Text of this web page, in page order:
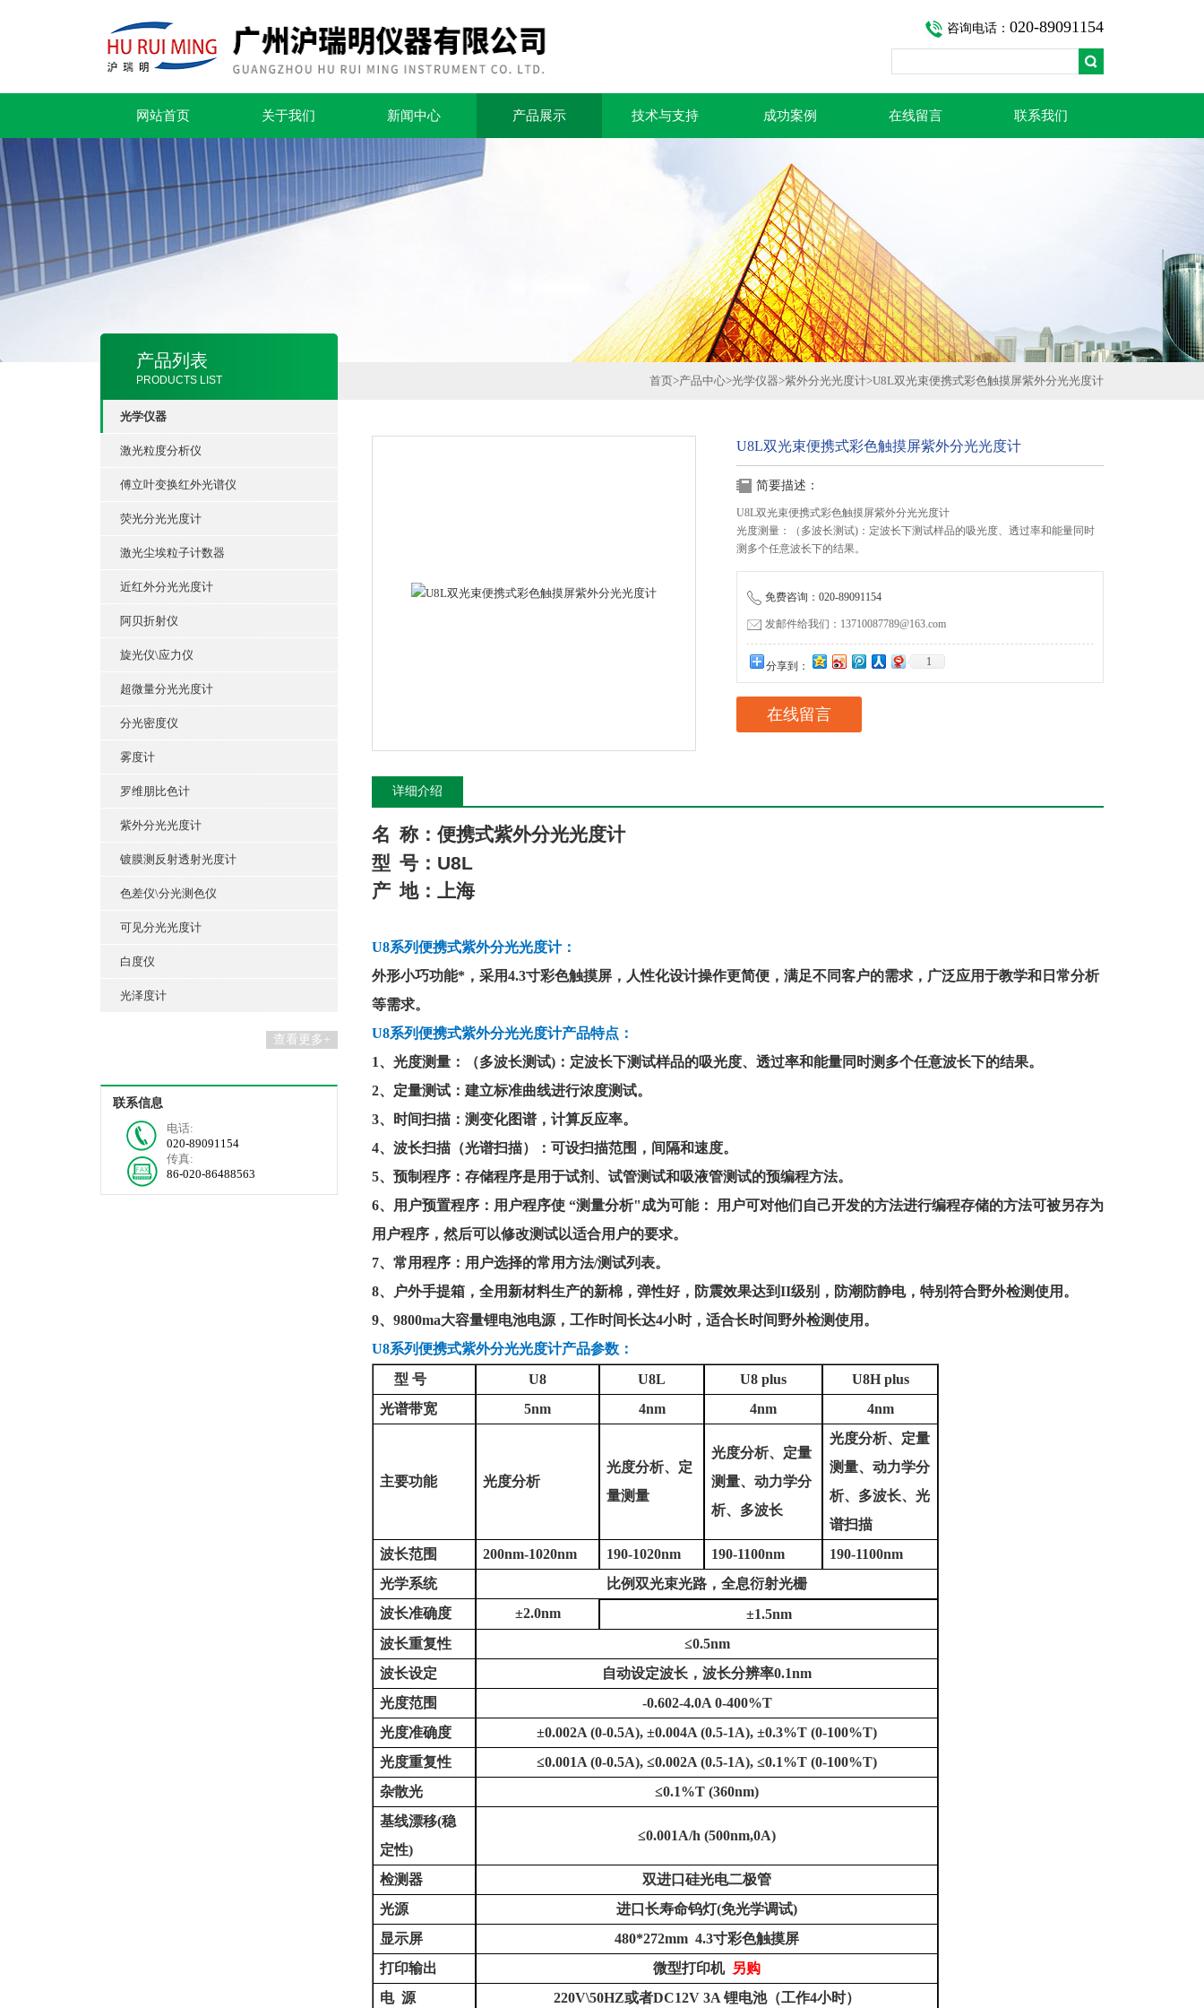
咨询电话： 020-89091154
网站首页 关于我们 新闻中心 产品展示 技术与支持 成功案例 在线留言 联系我们
产品列表
PRODUCTS LIST
光学仪器
激光粒度分析仪
傅立叶变换红外光谱仪
荧光分光光度计
激光尘埃粒子计数器
近红外分光光度计
阿贝折射仪
旋光仪\应力仪
超微量分光光度计
分光密度仪
雾度计
罗维朋比色计
紫外分光光度计
镀膜测反射透射光度计
色差仪\分光测色仪
可见分光光度计
白度仪
光泽度计
查看更多+
联系信息
电话:
020-89091154
传真:
86-020-86488563
首页>产品中心>光学仪器>紫外分光光度计>U8L双光束便携式彩色触摸屏紫外分光光度计
U8L双光束便携式彩色触摸屏紫外分光光度计
简要描述：
U8L双光束便携式彩色触摸屏紫外分光光度计
光度测量：（多波长测试)：定波长下测试样品的吸光度、透过率和能量同时
测多个任意波长下的结果。
免费咨询：020-89091154
发邮件给我们：13710087789@163.com
分享到： 1
在线留言
详细介绍
名 称： 便携式紫外分光光度计
型 号： U8L
产 地：上海
U8系列便携式紫外分光光度计：
外形小巧功能*，采用4.3寸彩色触摸屏，人性化设计操作更简便，满足不同客户的需求，广泛应用于教学和日常分析
等需求。
U8系列便携式紫外分光光度计产品特点：
1、光度测量：（多波长测试)：定波长下测试样品的吸光度、透过率和能量同时测多个任意波长下的结果。
2、定量测试：建立标准曲线进行浓度测试。
3、时间扫描：测变化图谱，计算反应率。
4、波长扫描（光谱扫描）：可设扫描范围，间隔和速度。
5、预制程序：存储程序是用于试剂、试管测试和吸液管测试的预编程方法。
6、用户预置程序：用户程序使 “测量分析"成为可能： 用户可对他们自己开发的方法进行编程存储的方法可被另存为
用户程序，然后可以修改测试以适合用户的要求。
7、常用程序：用户选择的常用方法/测试列表。
8、户外手提箱，全用新材料生产的新棉，弹性好，防震效果达到II级别，防潮防静电，特别符合野外检测使用。
9、9800ma大容量锂电池电源，工作时间长达4小时，适合长时间野外检测使用。
U8系列便携式紫外分光光度计产品参数：
型 号 U8 U8L U8 plus
U8H plus
光谱带宽
5nm 4nm 4nm 4nm
主要功能 光度分析
光度分析、定
量测量
光度分析、定量
测量、动力学分
析、多波长
光度分析、定量
测量、动力学分
析、多波长、光
谱扫描
波长范围
200nm-1020nm 190-1020nm 190-1100nm
190-1100nm
光学系统
比例双光束光路，全息衍射光栅
波长准确度
±2.0nm
±1.5nm
波长重复性
≤0.5nm
波长设定
自动设定波长，波长分辨率0.1nm
光度范围
-0.602-4.0A 0-400%T
光度准确度
±0.002A (0-0.5A), ±0.004A (0.5-1A), ±0.3%T (0-100%T)
光度重复性
≤0.001A (0-0.5A), ≤0.002A (0.5-1A), ≤0.1%T (0-100%T)
杂散光
≤0.1%T (360nm)
基线漂移(稳
定性)
≤0.001A/h (500nm,0A)
检测器
双进口硅光电二极管
光源
进口长寿命钨灯(免光学调试)
显示屏
480*272mm 4.3寸彩色触摸屏
打印输出
微型打印机 另购
电 源 220V\50HZ或者DC12V 3A 锂电池（工作4小时）